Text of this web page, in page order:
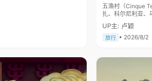
五渔村（Cinque
扎、科尔尼利亚、
色彩斑斓，1997
UP主: 卢颖
旅行 • 2026/8/2